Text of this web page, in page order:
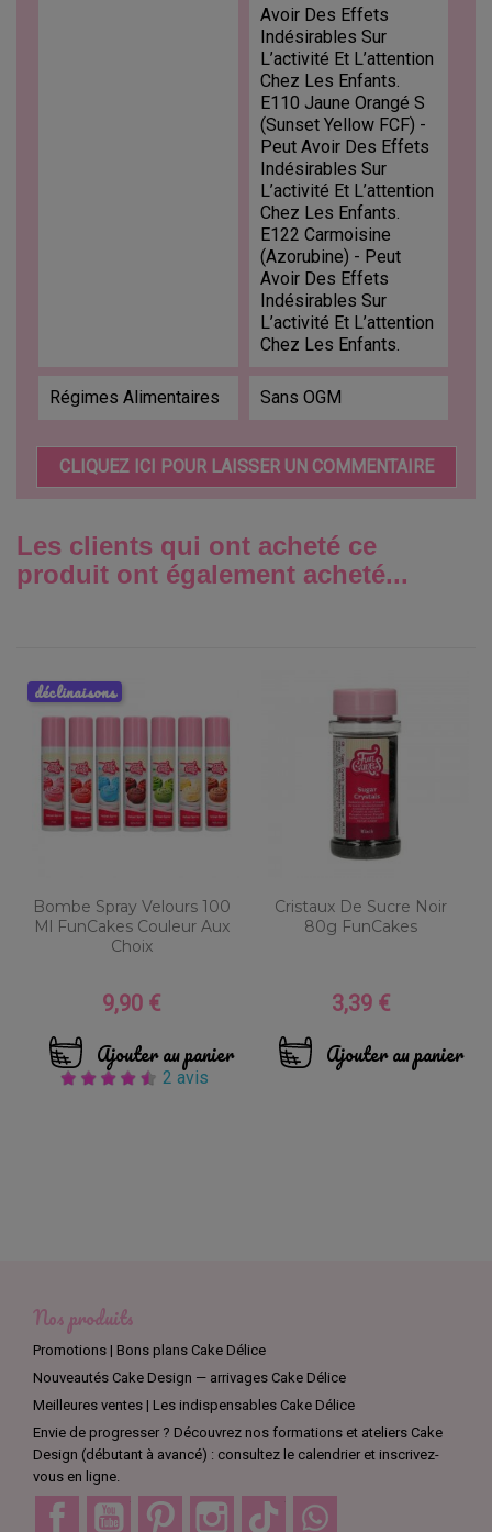
Avoir Des Effets
Indésirables Sur
L’activité Et L’attention
Chez Les Enfants.
E110 Jaune Orangé S
(Sunset Yellow FCF) -
Peut Avoir Des Effets
Indésirables Sur
L’activité Et L’attention
Chez Les Enfants.
E122 Carmoisine
(Azorubine) - Peut
Avoir Des Effets
Indésirables Sur
L’activité Et L’attention
Chez Les Enfants.
Régimes Alimentaires Sans OGM
CLIQUEZ ICI POUR LAISSER UN COMMENTAIRE
Les clients qui ont acheté ce
produit ont également acheté...
Bombe Spray Velours 100
Ml FunCakes Couleur Aux
Choix
Prix
9,90 €
Ajouter au panier
2 avis
déclinaisons
Cristaux De Sucre Noir
80g FunCakes
Prix
3,39 €
Ajouter au panier
Nos produits
Promotions | Bons plans Cake Délice
Nouveautés Cake Design — arrivages Cake Délice
Meilleures ventes | Les indispensables Cake Délice
Envie de progresser ? Découvrez nos formations et ateliers Cake
Design (débutant à avancé) : consultez le calendrier et inscrivez-
vous en ligne.
Facebook YouTube Pinterest Instagram TikTok